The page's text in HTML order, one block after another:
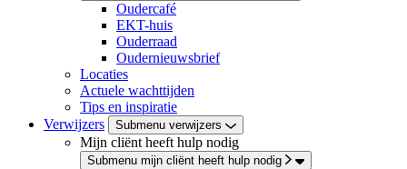
Oudercafé
EKT-huis
Ouderraad
Oudernieuwsbrief
Locaties
Actuele wachttijden
Tips en inspiratie
Verwijzers
Submenu verwijzers
Mijn cliënt heeft hulp nodig
Submenu mijn cliënt heeft hulp nodig